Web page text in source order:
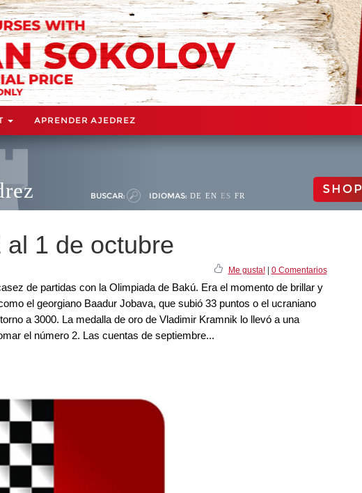
APRENDER AJEDREZ
BUSCAR: IDIOMAS: DE EN ES FR SHOP
1 de octubre
Me gusta!| 0 Comentarios
de partidas con la Olimpiada de Bakú. Era el momento de brillar y
el georgiano Baadur Jobava, que subió 33 puntos o el ucraniano
a 3000. La medalla de oro de Vladimir Kramnik lo llevó a una
el número 2. Las cuentas de septiembre...